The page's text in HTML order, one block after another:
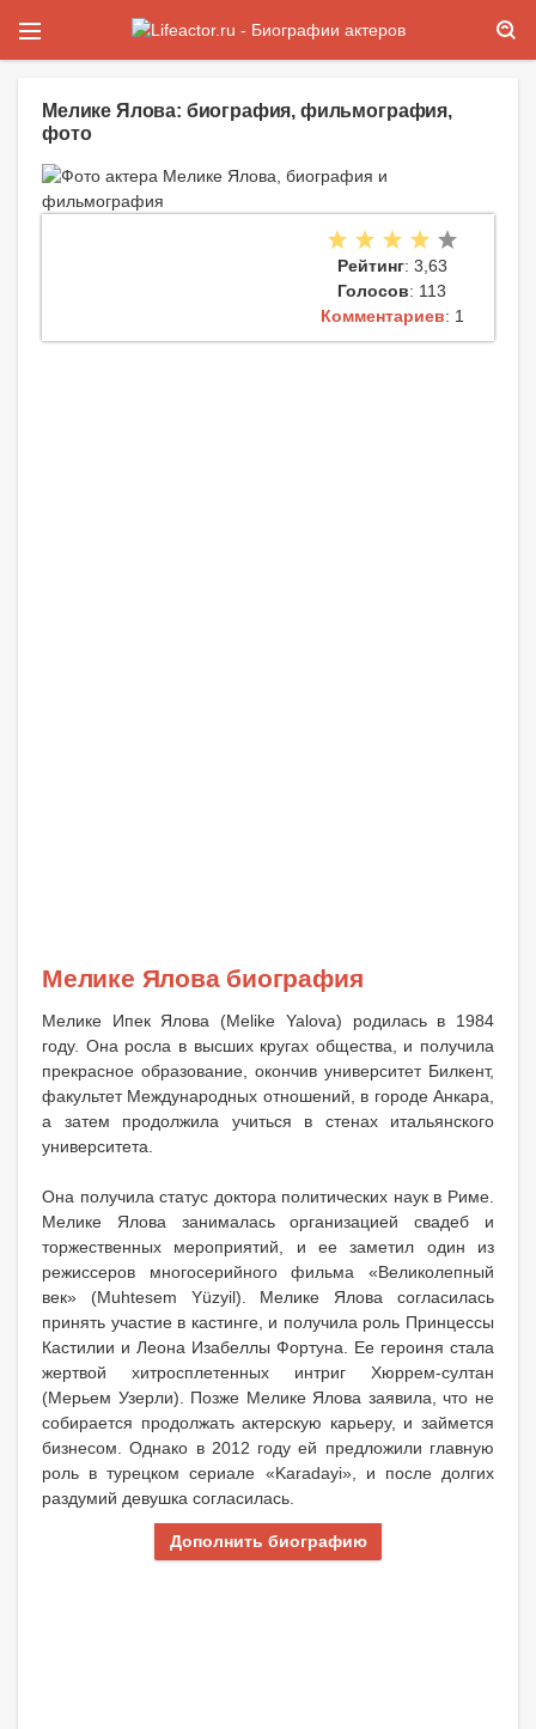
Мелике Ялова: биография, фильмография,
фото
Рейтинг: 3,63
Голосов: 113
Комментариев: 1
Мелике Ялова биография
Мелике Ипек Ялова (Melike Yalova) родилась в 1984
году. Она росла в высших кругах общества, и получила
прекрасное образование, окончив университет Билкент,
факультет Международных отношений, в городе Анкара,
а затем продолжила учиться в стенах итальянского
университета.
Она получила статус доктора политических наук в Риме.
Мелике Ялова занималась организацией свадеб и
торжественных мероприятий, и ее заметил один из
режиссеров многосерийного фильма «Великолепный
век» (Muhtesem Yüzyil). Мелике Ялова согласилась
принять участие в кастинге, и получила роль Принцессы
Кастилии и Леона Изабеллы Фортуна. Ее героиня стала
жертвой хитросплетенных интриг Хюррем-султан
(Мерьем Узерли). Позже Мелике Ялова заявила, что не
собирается продолжать актерскую карьеру, и займется
бизнесом. Однако в 2012 году ей предложили главную
роль в турецком сериале «Karadayi», и после долгих
раздумий девушка согласилась.
Дополнить биографию